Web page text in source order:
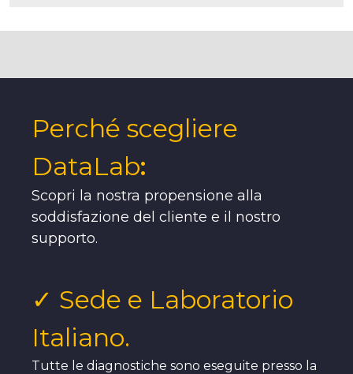
Perché scegliere
DataLab:
Scopri la nostra propensione alla
soddisfazione del cliente e il nostro
supporto.
✓ Sede e Laboratorio
Italiano.
Tutte le diagnostiche sono eseguite presso la